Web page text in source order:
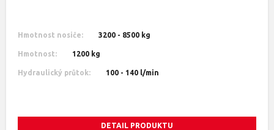
Hmotnost nosiče: 3200 - 8500 kg
Hmotnost: 1200 kg
Hydraulický průtok: 100 - 140 l/min
DETAIL PRODUKTU